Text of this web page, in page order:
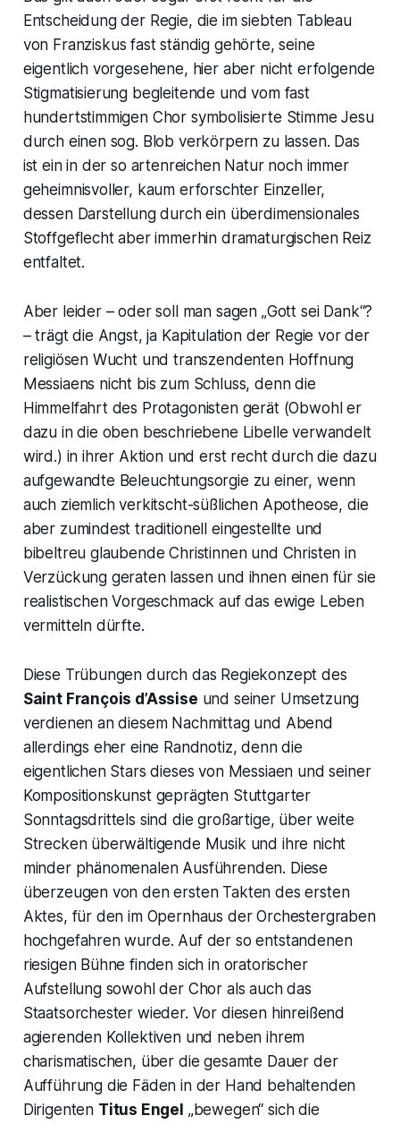
Entscheidung der Regie, die im siebten Tableau
von Franziskus fast ständig gehörte, seine
eigentlich vorgesehene, hier aber nicht erfolgende
Stigmatisierung begleitende und vom fast
hundertstimmigen Chor symbolisierte Stimme Jesu
durch einen sog. Blob verkörpern zu lassen. Das
ist ein in der so artenreichen Natur noch immer
geheimnisvoller, kaum erforschter Einzeller,
dessen Darstellung durch ein überdimensionales
Stoffgeflecht aber immerhin dramaturgischen Reiz
entfaltet.
Aber leider – oder soll man sagen „Gott sei Dank“?
– trägt die Angst, ja Kapitulation der Regie vor der
religiösen Wucht und transzendenten Hoffnung
Messiaens nicht bis zum Schluss, denn die
Himmelfahrt des Protagonisten gerät (Obwohl er
dazu in die oben beschriebene Libelle verwandelt
wird.) in ihrer Aktion und erst recht durch die dazu
aufgewandte Beleuchtungsorgie zu einer, wenn
auch ziemlich verkitscht-süßlichen Apotheose, die
aber zumindest traditionell eingestellte und
bibeltreu glaubende Christinnen und Christen in
Verzückung geraten lassen und ihnen einen für sie
realistischen Vorgeschmack auf das ewige Leben
vermitteln dürfte.
Diese Trübungen durch das Regiekonzept des
Saint François d’Assise und seiner Umsetzung
verdienen an diesem Nachmittag und Abend
allerdings eher eine Randnotiz, denn die
eigentlichen Stars dieses von Messiaen und seiner
Kompositionskunst geprägten Stuttgarter
Sonntagsdrittels sind die großartige, über weite
Strecken überwältigende Musik und ihre nicht
minder phänomenalen Ausführenden. Diese
überzeugen von den ersten Takten des ersten
Aktes, für den im Opernhaus der Orchestergraben
hochgefahren wurde. Auf der so entstandenen
riesigen Bühne finden sich in oratorischer
Aufstellung sowohl der Chor als auch das
Staatsorchester wieder. Vor diesen hinreißend
agierenden Kollektiven und neben ihrem
charismatischen, über die gesamte Dauer der
Aufführung die Fäden in der Hand behaltenden
Dirigenten Titus Engel „bewegen“ sich die